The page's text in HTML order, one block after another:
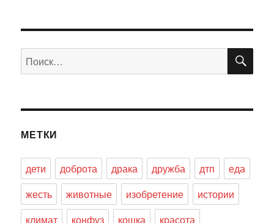
Искать:
МЕТКИ
дети доброта драка дружба дтп
еда
жесть
животные изобретение
истории
климат
конфуз кошка красота